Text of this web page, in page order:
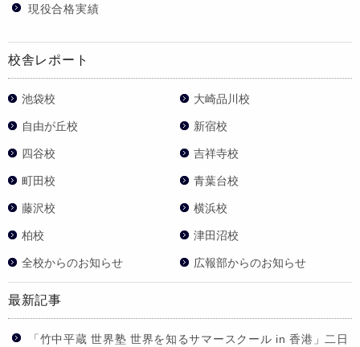
現役合格実績
校舎レポート
池袋校 大崎品川校
自由が丘校 新宿校
四谷校 吉祥寺校
町田校 青葉台校
藤沢校 横浜校
柏校 津田沼校
全校からのお知らせ 広報部からのお知らせ
最新記事
「竹中平蔵 世界塾 世界を知るサマースクール in 香港」二日